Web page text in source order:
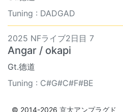
Tuning : DADGAD
2025 NFライブ2日目 7
Angar / okapi
Gt.德道
Tuning : C#G#C#F#BE
© 2014-2026 京大アンプラグド